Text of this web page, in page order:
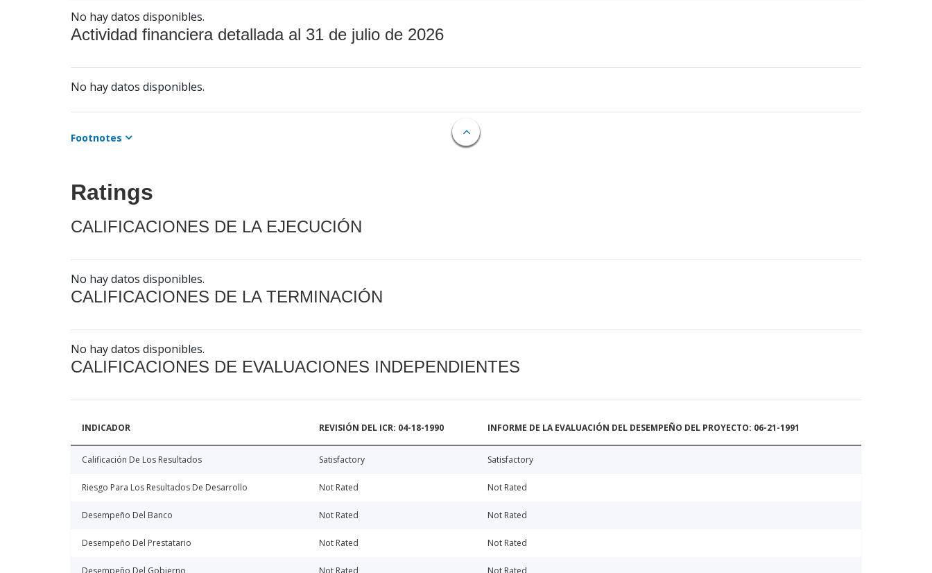
No hay datos disponibles.
Actividad financiera detallada al 31 de julio de 2026
No hay datos disponibles.
Footnotes
Ratings
CALIFICACIONES DE LA EJECUCIÓN
No hay datos disponibles.
CALIFICACIONES DE LA TERMINACIÓN
No hay datos disponibles.
CALIFICACIONES DE EVALUACIONES INDEPENDIENTES
INDICADOR REVISIÓN DEL ICR: 04-18-1990 INFORME DE LA EVALUACIÓN DEL DESEMPEÑO DEL PROYECTO: 06-21-1991
Calificación De Los Resultados Satisfactory Satisfactory
Riesgo Para Los Resultados De Desarrollo Not Rated Not Rated
Desempeño Del Banco Not Rated Not Rated
Desempeño Del Prestatario Not Rated Not Rated